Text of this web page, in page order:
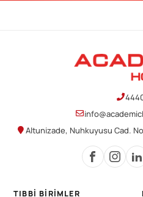
Altunizade, Nuhkuyusu Cad.
TIBBI BIRIMLER